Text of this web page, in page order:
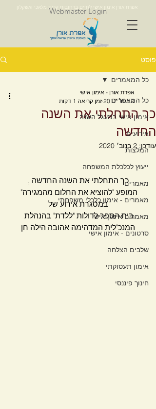
Webmaster Login
אפרת אורן אימון אישי לחיים ברחובות קרית מלאכי ואשקלון
פוסט
כל המאמרים
אימון אישי במעגל השנה
אירועים
המלצות
ייעוץ לכלכלת המשפחה
מאמרים
מאמרים - אימון כלכלי משפחתי
מאמרים אימון אישי
סרטונים - אימון אישי
שלבים הצלחה
אימון תעסוקתי
חינוך פיננסי
כל המאמרים
כך התחלתי את השנה
החדשה
אפרת אורן - אימון אישי
2 בינו׳ 2017
זמן קריאה 1 דקות
עודכן: 2 בנוב׳ 2020
​כך התחלתי את השנה החדשה ,
המופע "להוציא את החלום מהמגירה"
במסגרת אירוע של
בית הספר לדולות "ללדת" בהנהלת
המנכ"לית המדהימה אהובה הילה חן